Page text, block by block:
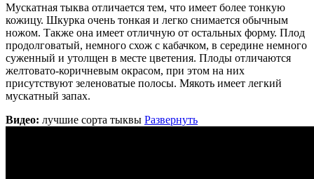
Мускатная тыква отличается тем, что имеет более тонкую
кожицу. Шкурка очень тонкая и легко снимается обычным
ножом. Также она имеет отличную от остальных форму. Плод
продолговатый, немного схож с кабачком, в середине немного
суженный и утолщен в месте цветения. Плоды отличаются
желтовато-коричневым окрасом, при этом на них
присутствуют зеленоватые полосы. Мякоть имеет легкий
мускатный запах.
Видео: лучшие сорта тыквы Развернуть